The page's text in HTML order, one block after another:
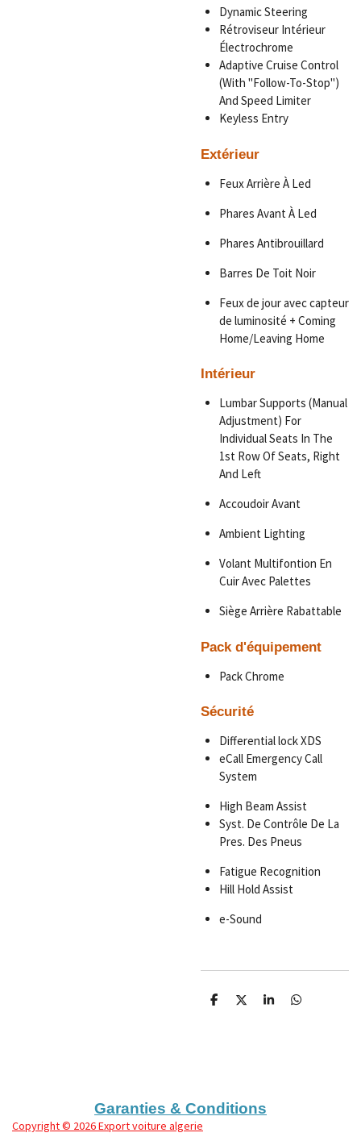
Dynamic Steering
Rétroviseur Intérieur
Électrochrome
Adaptive Cruise Control
(With "Follow-To-Stop")
And Speed Limiter
Keyless Entry
Extérieur
Feux Arrière À Led
Phares Avant À Led
Phares Antibrouillard
Barres De Toit Noir
Feux de jour avec capteur
de luminosité + Coming
Home/Leaving Home
Intérieur
Lumbar Supports (Manual
Adjustment) For
Individual Seats In The
1st Row Of Seats, Right
And Left
Accoudoir Avant
Ambient Lighting
Volant Multifontion En
Cuir Avec Palettes
Siège Arrière Rabattable
Pack d'équipement
Pack Chrome
Sécurité
Differential lock XDS
eCall Emergency Call
System
High Beam Assist
Syst. De Contrôle De La
Pres. Des Pneus
Fatigue Recognition
Hill Hold Assist
e-Sound
P
P
P
P
Garanties & Conditions
Copyright© 2026 Export voiture algerie